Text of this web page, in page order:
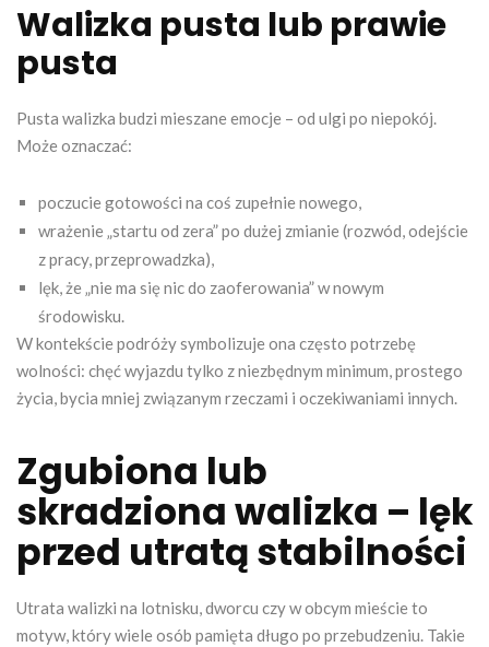
Walizka pusta lub prawie
pusta
Pusta walizka budzi mieszane emocje – od ulgi po niepokój.
Może oznaczać:
poczucie gotowości na coś zupełnie nowego,
wrażenie „startu od zera” po dużej zmianie (rozwód, odejście
z pracy, przeprowadzka),
lęk, że „nie ma się nic do zaoferowania” w nowym
środowisku.
W kontekście podróży symbolizuje ona często potrzebę
wolności: chęć wyjazdu tylko z niezbędnym minimum, prostego
życia, bycia mniej związanym rzeczami i oczekiwaniami innych.
Zgubiona lub
skradziona walizka – lęk
przed utratą stabilności
Utrata walizki na lotnisku, dworcu czy w obcym mieście to
motyw, który wiele osób pamięta długo po przebudzeniu. Takie